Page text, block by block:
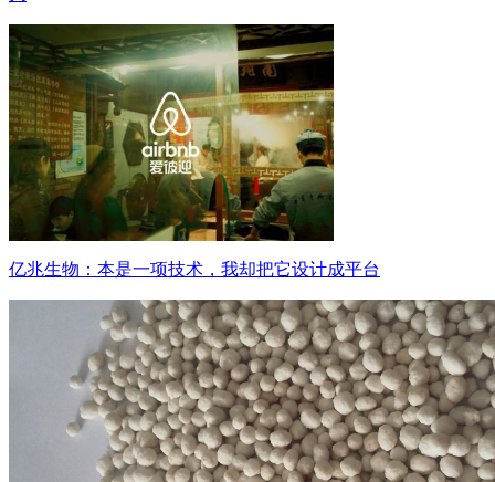
亿兆生物：本是一项技术，我却把它设计成平台